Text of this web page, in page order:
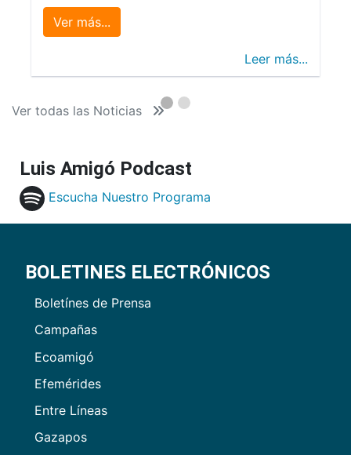
Ver más...
Leer más...
Ver todas las Noticias
Luis Amigó Podcast
Escucha Nuestro Programa
BOLETINES ELECTRÓNICOS
Boletínes de Prensa
Campañas
Ecoamigó
Efemérides
Entre Líneas
Gazapos